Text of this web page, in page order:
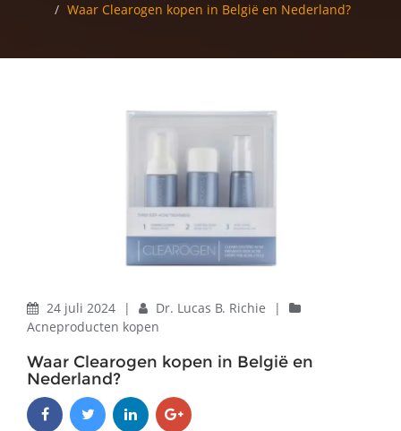
Waar Clearogen kopen in België en Nederland?
24 juli 2024 | Dr. Lucas B. Richie
|
Acneproducten kopen
Waar Clearogen kopen in België en
Nederland?